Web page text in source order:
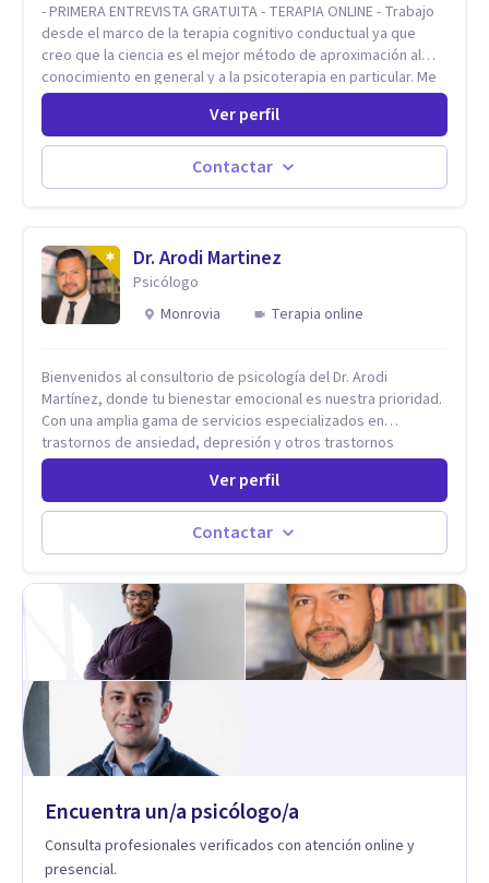
- PRIMERA ENTREVISTA GRATUITA - TERAPIA ONLINE - Trabajo
desde el marco de la terapia cognitivo conductual ya que
creo que la ciencia es el mejor método de aproximación al
conocimiento en general y a la psicoterapia en particular. Me
interesan los procesos de cambio conductual por los que una
persona pueda alcanzar sus objetivos, transitando,
aceptando y modificando sus patrones cognitivos y
emocionales. Abordo patologías específicas como trastornos
de ansiedad y del ánimo, y también crisis vitales y procesos
Ver perfil
Contactar
Dr. Arodi Martinez
Psicólogo
Monrovia
Terapia online
Bienvenidos al consultorio de psicología del Dr. Arodi
Martínez, donde tu bienestar emocional es nuestra prioridad.
Con una amplia gama de servicios especializados en
trastornos de ansiedad, depresión y otros trastornos
emocionales, estamos dedicados a ofrecerte el mejor
tratamiento para mejorar tu salud mental. En nuestro
consultorio, ofrecemos una variedad de terapias y
tratamientos diseñados para satisfacer tus necesidades
específicas: Terapia para Trastornos de Ansiedad y
y la depresión, utilizando enfoques basados en evidencia
para ayudarte a recuperar tu bienestar emocional. Terapia
Individual, de Pareja y Familiar: Trabajamos contigo y tus
seres queridos para fortalecer las relaciones y mejorar la
dinámica familiar. Evaluaciones Psicológicas y Terapias
Especializadas: Terapia cognitivo-conductual Terapia de
apoyo Terapia psicodinámica Terapia enfocada en la solución
Terapia de exposición Terapia de juego para niños
Tratamiento de Traumas y Trastornos de Estrés
a superar experiencias traumáticas y mejorar tu calidad de
vida. Tratamiento de Adicciones.
Ver perfil
Contactar
Encuentra un/a psicólogo/a
Consulta profesionales verificados con atención online y
presencial.